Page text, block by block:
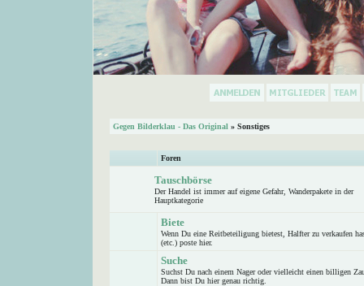
Gegen Bilderklau - Das Original » Sonstiges
Foren
Tauschbörse
Der Handel ist immer auf eigene Gefahr, Wanderpakete in der
Hauptkategorie
Biete
Wenn Du eine Reitbeteiligung bietest, Halfter zu verkaufen
(etc.) poste hier.
Suche
Suchst Du nach einem Nager oder vielleicht einen billigen
Dann bist Du hier genau richtig.